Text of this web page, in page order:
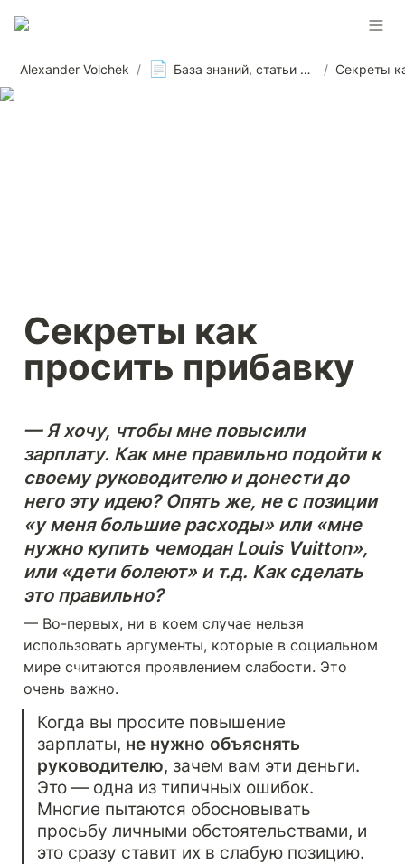
Alexander Volchek / 📄 База знаний, статьи и материалы, новости /
Секреты как
просить прибавку
— Я хочу, чтобы мне повысили
зарплату. Как мне правильно подойти к
своему руководителю и донести до
него эту идею? Опять же, не с позиции
«у меня большие расходы» или «мне
нужно купить чемодан Louis Vuitton»,
или «дети болеют» и т.д. Как сделать
это правильно?
— Во-первых, ни в коем случае нельзя
использовать аргументы, которые в социальном
мире считаются проявлением слабости. Это
очень важно.
Когда вы просите повышение
зарплаты, не нужно объяснять
руководителю, зачем вам эти деньги.
Это — одна из типичных ошибок.
Многие пытаются обосновывать
просьбу личными обстоятельствами, и
это сразу ставит их в слабую позицию.